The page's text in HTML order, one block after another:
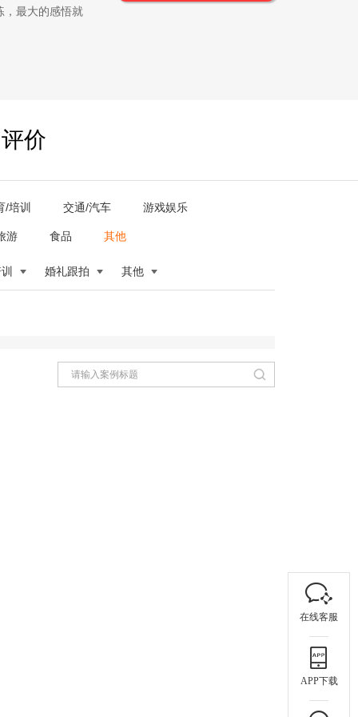
，最大的感悟就
价
/培训 交通/汽车 游戏娱乐
游 食品 其他
婚礼跟拍 其他
在线客服
APP下载